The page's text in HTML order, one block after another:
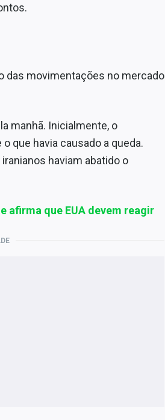
das movimentações no mercado
manhã. Inicialmente, o
que havia causado a queda.
haviam abatido o
afirma que EUA devem reagir